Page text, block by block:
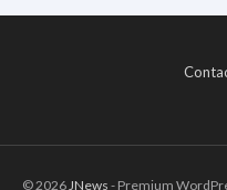
© 2026 JNews - Premium